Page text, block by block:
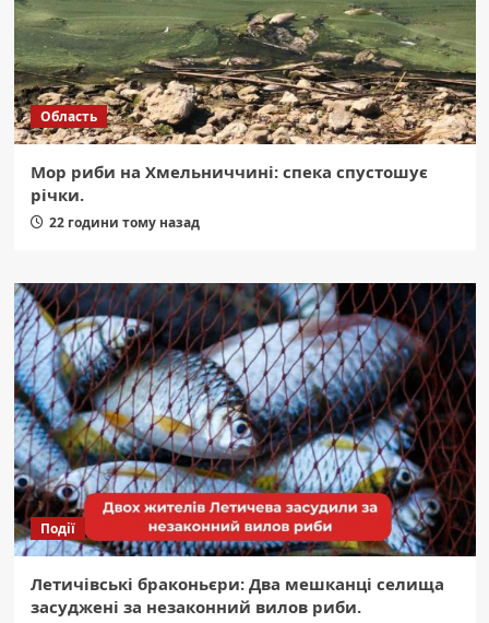
Область
Мор риби на Хмельниччині: спека спустошує
річки.
22 години тому назад
Події
Летичівські браконьєри: Два мешканці селища
засуджені за незаконний вилов риби.